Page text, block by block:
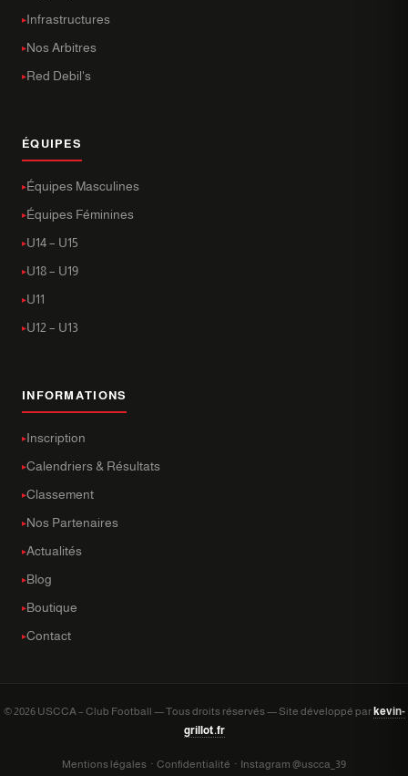
Infrastructures
Nos Arbitres
Red Debil's
ÉQUIPES
Équipes Masculines
Équipes Féminines
U14 – U15
U18 – U19
U11
U12 – U13
INFORMATIONS
Inscription
Calendriers & Résultats
Classement
Nos Partenaires
Actualités
Blog
Boutique
Contact
© 2026 USCCA – Club Football — Tous droits réservés — Site développé par kevin-
grillot.fr
Mentions légales · Confidentialité · Instagram @uscca_39